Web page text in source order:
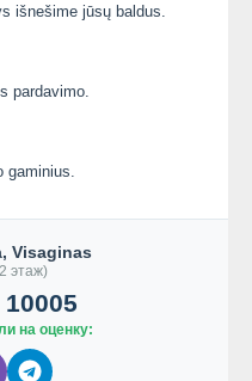
išnešime jūsų baldus.
pardavimo.
gaminius.
Visaginas
этаж)
на оценку: